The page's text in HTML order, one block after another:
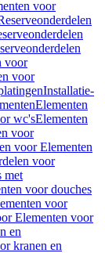
voor
voor
voor
Installatie-
Elementen
wc'sElementen
voor
voor Elementen
voor
met
voor douches
voor
Elementen voor
en
kranen en